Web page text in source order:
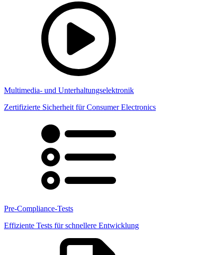
Multimedia- und Unterhaltungselektronik
Zertifizierte Sicherheit für Consumer Electronics
Pre-Compliance-Tests
Effiziente Tests für schnellere Entwicklung